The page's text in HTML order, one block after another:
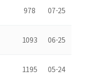
978 07-25
1093 06-25
1195 05-24